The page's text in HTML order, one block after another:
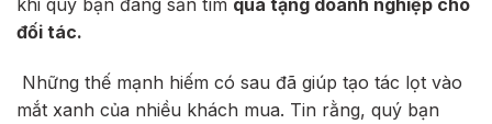
đối tác.
Những thế mạnh hiếm có sau đã giúp tạo tác lọt vào
mắt xanh của nhiều khách mua. Tin rằng, quý bạn